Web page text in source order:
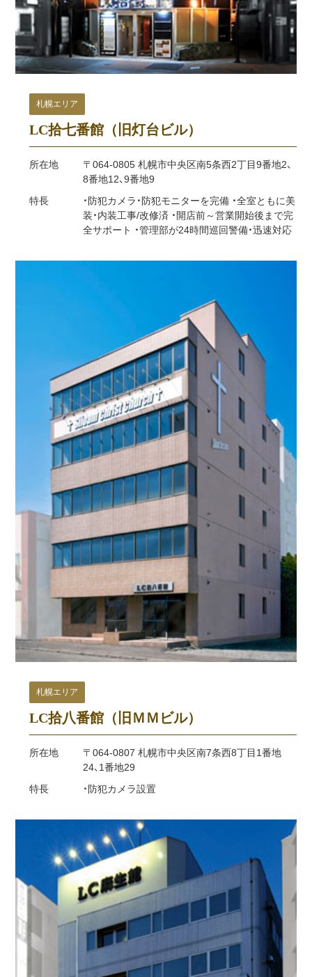
札幌エリア
LC拾七番館（旧灯台ビル）
所在地
〒064-0805 札幌市中央区南5条西2丁目9番地2、
8番地12、9番地9
特長
・防犯カメラ・防犯モニターを完備 ・全室ともに美
装・内装工事/改修済 ・開店前～営業開始後まで完
全サポート ・管理部が24時間巡回警備・迅速対応
札幌エリア
LC拾八番館（旧ＭＭビル）
所在地
〒064-0807 札幌市中央区南7条西8丁目1番地
24、1番地29
特長 ・防犯カメラ設置